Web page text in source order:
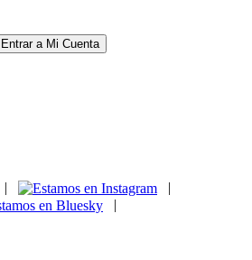
Entrar a Mi Cuenta
|
|
|